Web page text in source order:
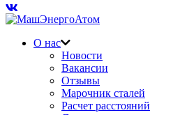
О нас
Новости
Вакансии
Отзывы
Марочник сталей
Расчет расстояний